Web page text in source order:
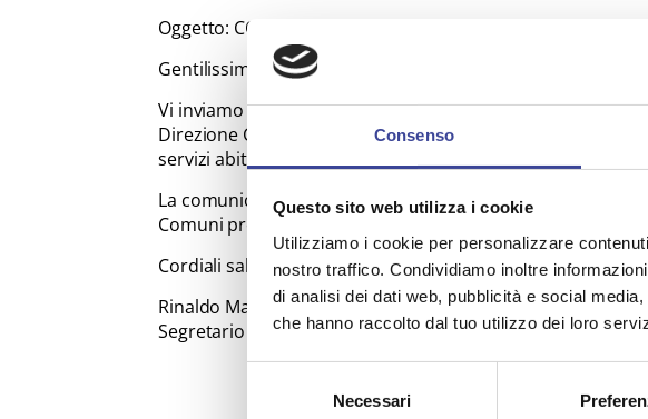
Consenso
Questo sito web utilizza i cookie
Utilizziamo i cookie per personalizzare
nostro traffico. Condividiamo inoltre
di analisi dei dati web, pubblicità e social
che hanno raccolto dal tuo utilizzo dei loro
Necessari
Oggetto: COMUNICAZIONE L.R. 16/2016 S.A.P.
Gentilissime/i,
Vi inviamo in allegato, per opportuna conoscenza, la
Direzione Generale Casa e Housing Sociale, ad oggetto
servizi abitativi" - indizione Avvisi pubblici nell'anno 2024".
La comunicazione, già inviata ai capofila degli Ambiti
Comuni proprietari di S.A.P.
Cordiali saluti.
Rinaldo Mario Redaelli
Segretario Generale di ANCI Lombardia